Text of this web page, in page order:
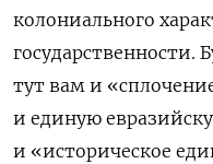
колониального
государственности.
тут вам и
и единую
и «историческое